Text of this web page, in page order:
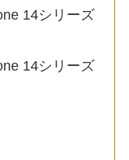
14シリーズ
14シリーズ